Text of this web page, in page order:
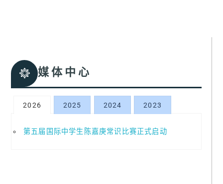
媒体中心
2026 2025 2024 2023
第五届国际中学生陈嘉庚常识比赛正式启动